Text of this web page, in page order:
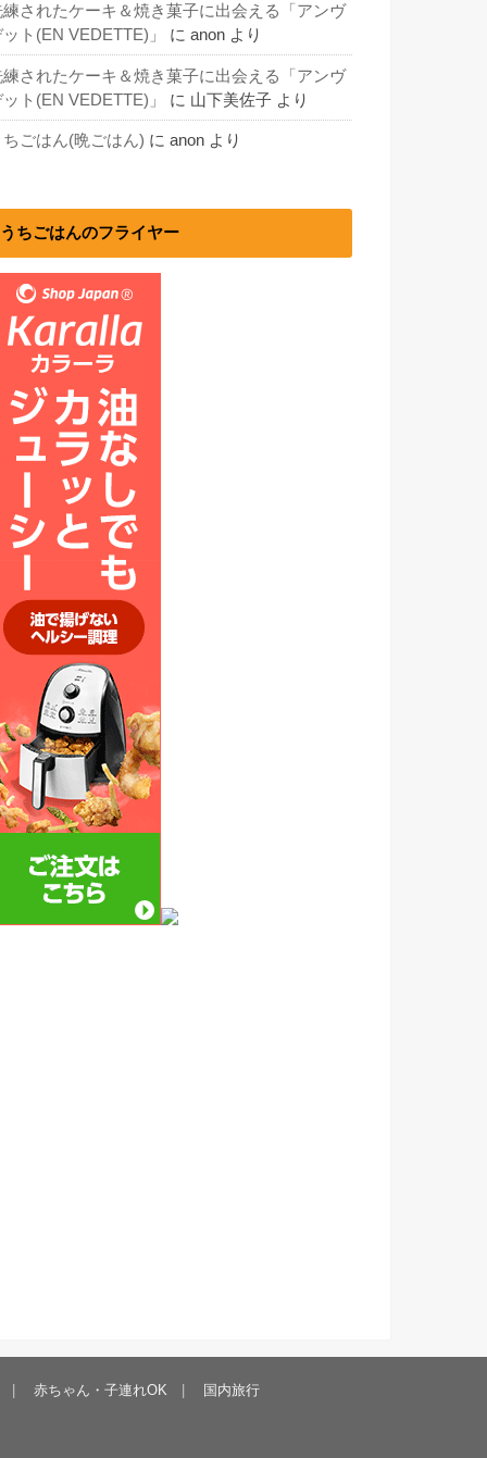
練されたケーキ＆焼き菓子に出会える「アンヴ
ト(EN VEDETTE)」
に anon より
練されたケーキ＆焼き菓子に出会える「アンヴ
ト(EN VEDETTE)」
に 山下美佐子 より
ちごはん(晩ごはん) に anon より
うちごはんのフライヤー
赤ちゃん・子連れOK 国内旅行